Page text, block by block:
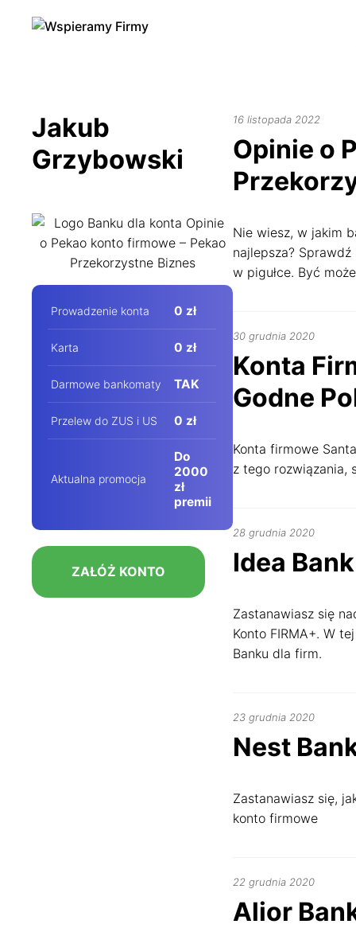
Jakub
Grzybowski
Prowadzenie konta 0 zł
Karta 0 zł
Darmowe bankomaty TAK
Przelew do ZUS i US 0 zł
Aktualna promocja
Do
2000
zł
premii
ZAŁÓŻ KONTO
16 listopada 20226
2024
Opinie o
Nie wiesz, w jakim
najlepsza?
w pigułce. Być
30 grudnia 202010
2024
Konta
Godne
Konta firmowe
z tego rozwiązania,
28 grudnia 20208
2022
Idea
Zastanawiasz się
Konto FIRMA+. W
Banku dla firm.
23 grudnia 202010
2024
Nest
Zastanawiasz się,
konto firmowe
22 grudnia 202010
2024
Alior